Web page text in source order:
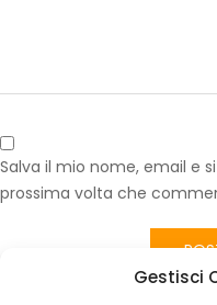
Gestisci
Salva il mio nome, email e
prossima volta che
Kit Imbottiture